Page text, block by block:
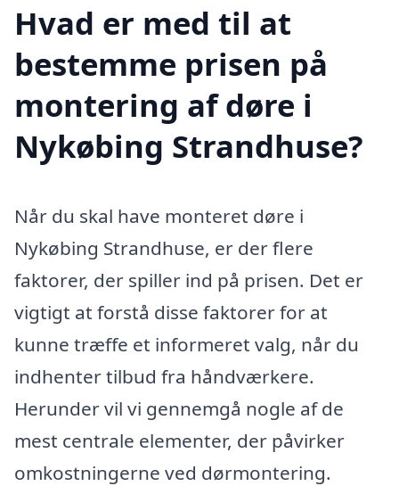
Hvad er med til at
bestemme prisen på
montering af døre i
Nykøbing Strandhuse?
Når du skal have monteret døre i
Nykøbing Strandhuse, er der flere
faktorer, der spiller ind på prisen. Det er
vigtigt at forstå disse faktorer for at
kunne træffe et informeret valg, når du
indhenter tilbud fra håndværkere.
Herunder vil vi gennemgå nogle af de
mest centrale elementer, der påvirker
omkostningerne ved dørmontering.